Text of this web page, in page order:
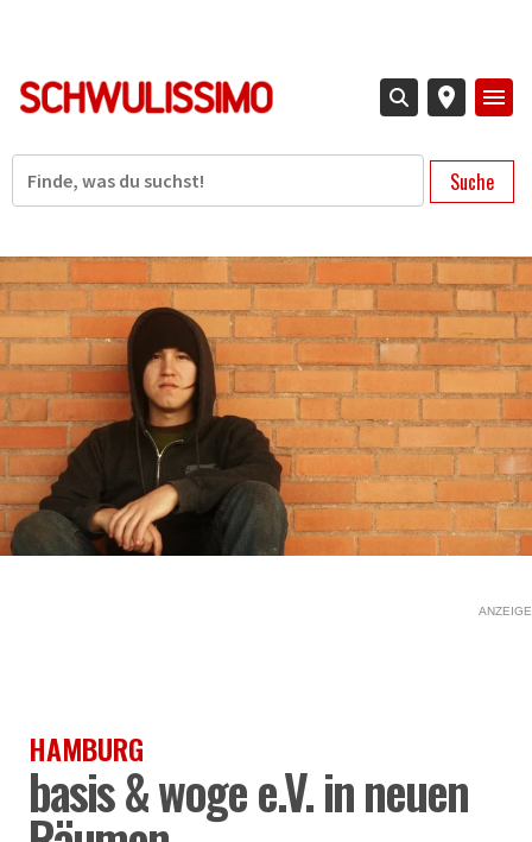
Suche
ANZEIGE
HAMBURG
basis & woge e.V. in neuen